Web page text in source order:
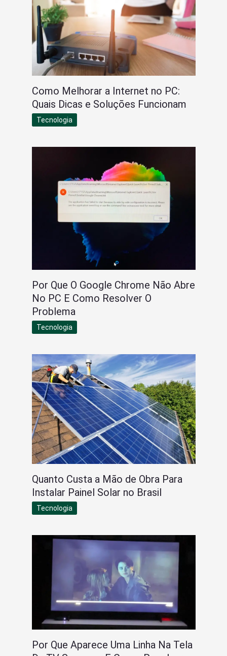
Como Melhorar a Internet no PC:
Quais Dicas e Soluções Funcionam
Tecnologia
Por Que O Google Chrome Não Abre
No PC E Como Resolver O
Problema
Tecnologia
Quanto Custa a Mão de Obra Para
Instalar Painel Solar no Brasil
Tecnologia
Por Que Aparece Uma Linha Na Tela